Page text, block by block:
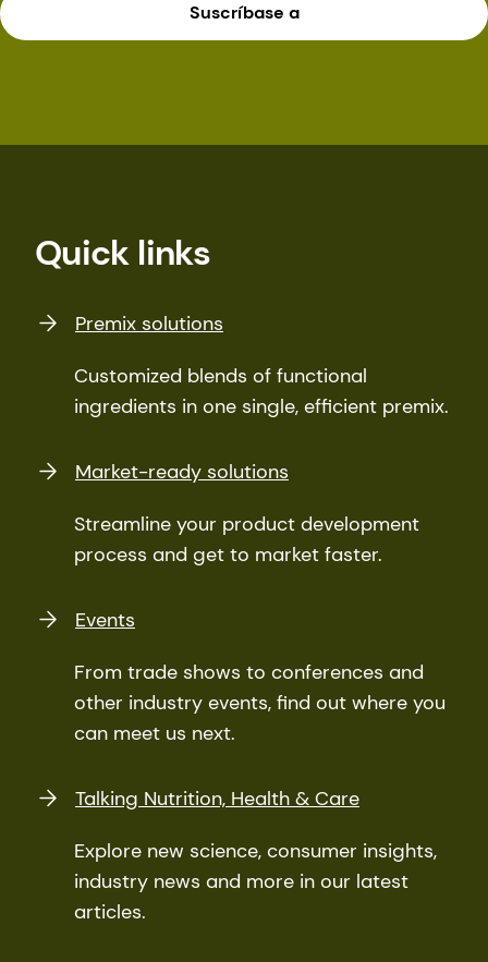
Suscríbase a
Quick links
Premix solutions
Customized blends of functional
ingredients in one single, efficient premix.
Market-ready solutions
Streamline your product development
process and get to market faster.
Events
From trade shows to conferences and
other industry events, find out where you
can meet us next.
Talking Nutrition, Health & Care
Explore new science, consumer insights,
industry news and more in our latest
articles.